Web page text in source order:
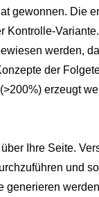
gewonnen. Die
werden,
der
erzeugt
Ihre Seite.
und
generieren